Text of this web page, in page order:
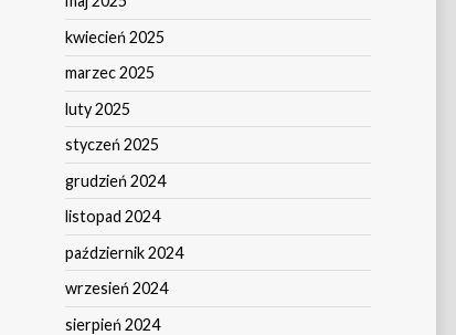
kwiecień 2025
marzec 2025
luty 2025
styczeń 2025
grudzień 2024
listopad 2024
październik 2024
wrzesień 2024
sierpień 2024